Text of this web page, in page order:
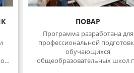
ПОВАР
Программа разработана для
профессиональной подготовки
обучающихся
общеобразовательных школ по
профессии «Повар» 3-го разряда.